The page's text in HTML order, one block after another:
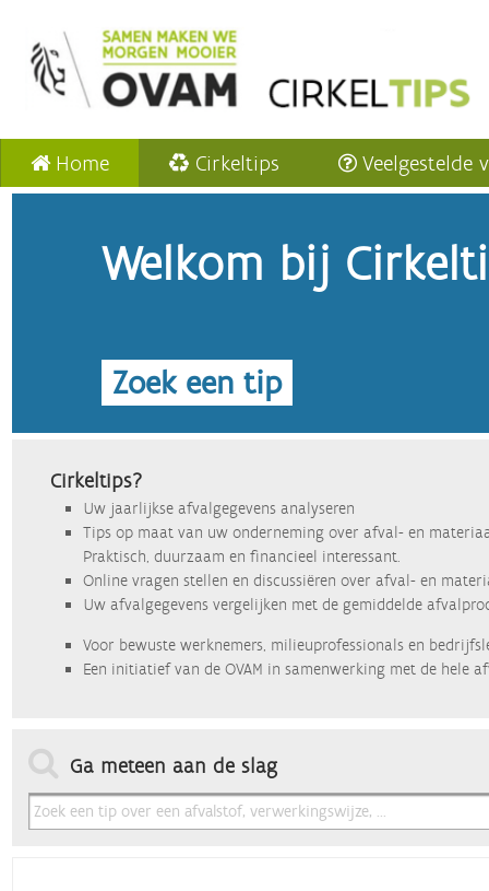
Home Cirkeltips Veelgestelde
Welkom bij
Zoek een tip
Cirkeltips?
Uw jaarlijkse afvalgegevens analyseren
Tips op maat van uw onderneming over afval- en
Praktisch, duurzaam en financieel interessant.
Online vragen stellen en discussiëren over afval- en
Uw afvalgegevens vergelijken met de gemiddelde
Voor bewuste werknemers, milieuprofessionals en
Een initiatief van de OVAM in samenwerking met de hele
Ga meteen aan de slag